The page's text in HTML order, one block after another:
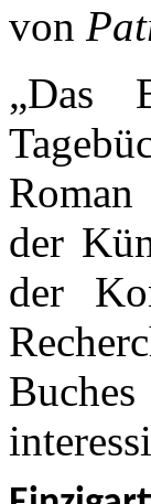
von
„Das
der
der